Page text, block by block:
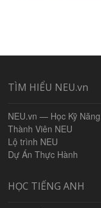
TÌM HIỂU NEU.vn
NEU.vn — Học Kỹ
Thành Viên NEU
Lộ trình NEU
Dự Án Thực Hành
HỌC TIẾNG ANH